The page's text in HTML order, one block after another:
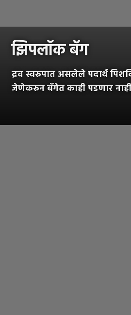
झिपलॉक बॅग
द्रव स्वरुपात असलेले पदार्थ
जेणेकरुन बॅगेत काही पडणार